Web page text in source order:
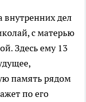
дел
с матерью
Здесь ему 13
память рядом
по его